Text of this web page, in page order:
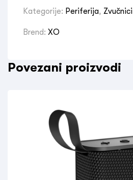
Kategorije: Periferija, Zvučnici
Brend: XO
Povezani proizvodi